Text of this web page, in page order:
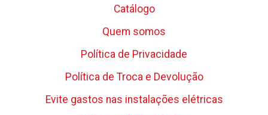
Catálogo
Quem somos
Política de Privacidade
Política de Troca e Devolução
Evite gastos nas instalações elétricas